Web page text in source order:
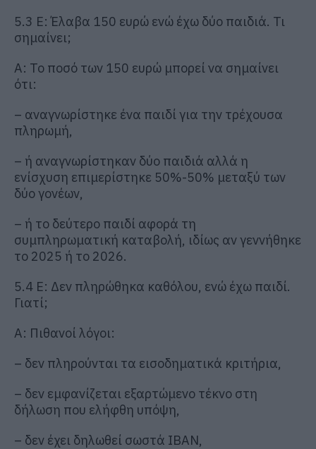
5.3 Ε: Έλαβα 150 ευρώ ενώ έχω δύο παιδιά. Τι
σημαίνει;
Α: Το ποσό των 150 ευρώ μπορεί να σημαίνει
ότι:
– αναγνωρίστηκε ένα παιδί για την τρέχουσα
πληρωμή,
– ή αναγνωρίστηκαν δύο παιδιά αλλά η
ενίσχυση επιμερίστηκε 50%-50% μεταξύ των
δύο γονέων,
– ή το δεύτερο παιδί αφορά τη
συμπληρωματική καταβολή, ιδίως αν γεννήθηκε
το 2025 ή το 2026.
5.4 Ε: Δεν πληρώθηκα καθόλου, ενώ έχω παιδί.
Γιατί;
Α: Πιθανοί λόγοι:
– δεν πληρούνται τα εισοδηματικά κριτήρια,
– δεν εμφανίζεται εξαρτώμενο τέκνο στη
δήλωση που ελήφθη υπόψη,
– δεν έχει δηλωθεί σωστά IBAN,